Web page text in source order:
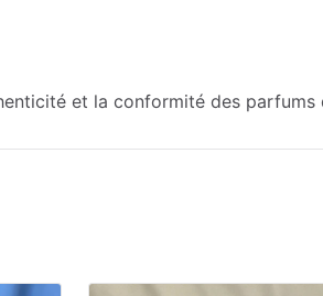
et la conformité des parfums